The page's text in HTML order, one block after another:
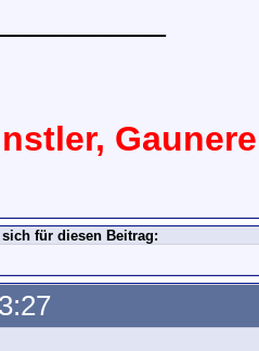
für diesen Beitrag: